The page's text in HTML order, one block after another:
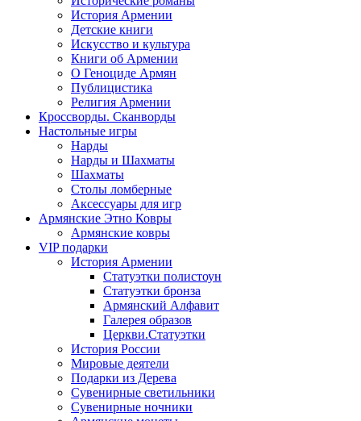
История Армении
Детские книги
Иcкусство и культура
Книги об Армении
О Геноциде Армян
Публицистика
Религия Армении
Кроссворды. Сканворды
Настольные игры
Нарды
Нарды и Шахматы
Шахматы
Столы ломберные
Аксессуары для игр
Армянские Этно Ковры
Армянские ковры
VIP подарки
История Армении
Статуэтки полистоун
Статуэтки бронза
Армянский Алфавит
Галерея образов
Церкви.Статуэтки
История России
Мировые деятели
Подарки из Дерева
Сувенирные светильники
Сувенирные ночники